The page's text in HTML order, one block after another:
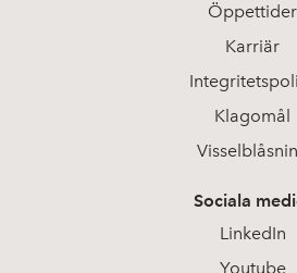
Öppettider
Karriär
Klagomål
Sociala
LinkedIn
Youtube